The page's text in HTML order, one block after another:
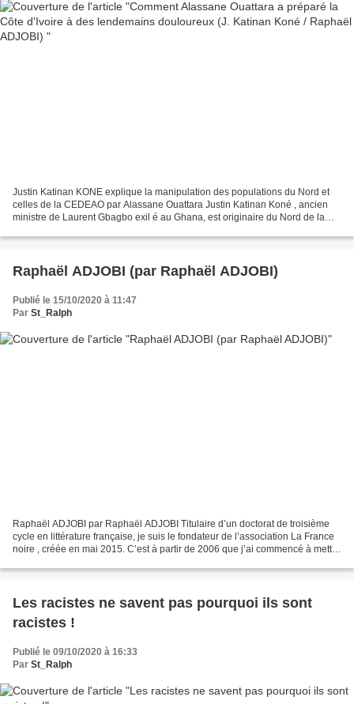
Justin Katinan KONE explique la manipulation des populations du Nord et
celles de la CEDEAO par Alassane Ouattara Justin Katinan Koné , ancien
ministre de Laurent Gbagbo exil é au Ghana, est originaire du Nord de la
Raphaël ADJOBI (par Raphaël ADJOBI)
Publié le 15/10/2020 à 11:47
Par St_Ralph
Raphaël ADJOBI par Raphaël ADJOBI Titulaire d’un doctorat de troisième
cycle en littérature française, je suis le fondateur de l’association La France
noire , créée en mai 2015. C’est à partir de 2006 que j’ai commencé à mettre
Les racistes ne savent pas pourquoi ils sont
racistes !
Publié le 09/10/2020 à 16:33
Par St_Ralph